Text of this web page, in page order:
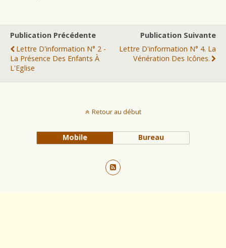
Publication Précédente
Lettre D'information N° 2 -
La Présence Des Enfants À
L'Eglise
Publication Suivante
Lettre D'information N° 4. La
Vénération Des Icônes.
Retour au début
Mobile Bureau